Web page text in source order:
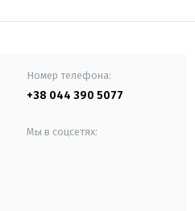
Номер телефона:
+38 044 390 5077
Мы в соцсетях: